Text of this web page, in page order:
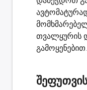
თვალყურის
გამოყენებით.